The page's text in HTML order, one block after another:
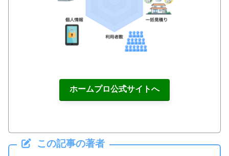
ホームプロ公式サイトへ
この記事の著者